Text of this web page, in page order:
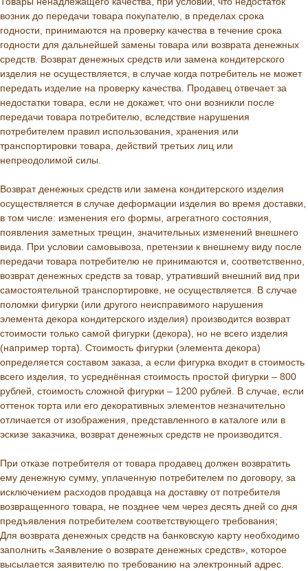
возник до передачи товара покупателю, в пределах срока
годности, принимаются на проверку качества в течение срока
годности для дальнейшей замены товара или возврата денежных
средств. Возврат денежных средств или замена кондитерского
изделия не осуществляется, в случае когда потребитель не может
передать изделие на проверку качества. Продавец отвечает за
недостатки товара, если не докажет, что они возникли после
передачи товара потребителю, вследствие нарушения
потребителем правил использования, хранения или
транспортировки товара, действий третьих лиц или
непреодолимой силы.
Возврат денежных средств или замена кондитерского изделия
осуществляется в случае деформации изделия во время доставки,
в том числе: изменения его формы, агрегатного состояния,
появления заметных трещин, значительных изменений внешнего
вида. При условии самовывоза, претензии к внешнему виду после
передачи товара потребителю не принимаются и, соответственно,
возврат денежных средств за товар, утративший внешний вид при
самостоятельной транспортировке, не осуществляется. В случае
поломки фигурки (или другого неисправимого нарушения
элемента декора кондитерского изделия) производится возврат
стоимости только самой фигурки (декора), но не всего изделия
(например торта). Стоимость фигурки (элемента декора)
определяется составом заказа, а если фигурка входит в стоимость
всего изделия, то усреднённая стоимость простой фигурки – 800
рублей, стоимость сложной фигурки – 1200 рублей. В случае, если
оттенок торта или его декоративных элементов незначительно
отличается от изображения, представленного в каталоге или в
эскизе заказчика, возврат денежных средств не производится.
При отказе потребителя от товара продавец должен возвратить
ему денежную сумму, уплаченную потребителем по договору, за
исключением расходов продавца на доставку от потребителя
возвращенного товара, не позднее чем через десять дней со дня
предъявления потребителем соответствующего требования;
Для возврата денежных средств на банковскую карту необходимо
заполнить «Заявление о возврате денежных средств», которое
высылается заявителю по требованию на электронный адрес.